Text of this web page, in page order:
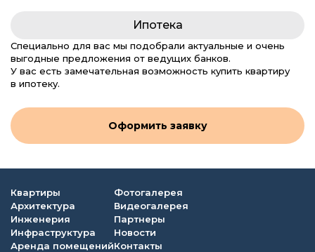
Ипотека
Специально для вас мы подобрали актуальные и очень
выгодные предложения от ведущих банков.
У вас есть замечательная возможность купить квартиру
в ипотеку.
Оформить заявку
Квартиры
Архитектура
Инженерия
Инфраструктура
Аренда помещений
Фотогалерея
Видеогалерея
Партнеры
Новости
Контакты